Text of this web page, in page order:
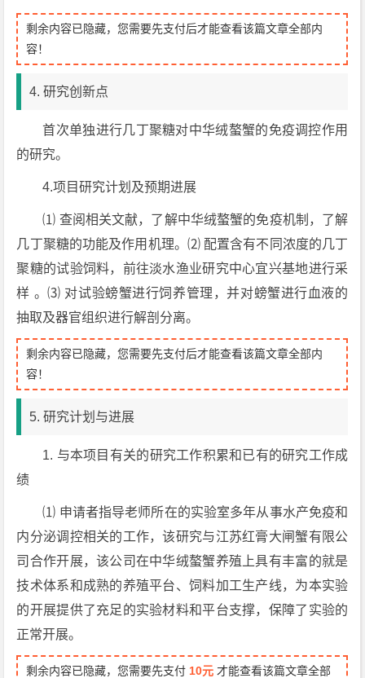
剩余内容已隐藏，您需要先支付后才能查看该篇文章全部内
容！
4. 研究创新点
首次单独进行几丁聚糖对中华绒螯蟹的免疫调控作用
的研究。
4.项目研究计划及预期进展
⑴ 查阅相关文献，了解中华绒螯蟹的免疫机制，了解
几丁聚糖的功能及作用机理。⑵ 配置含有不同浓度的几丁
聚糖的试验饲料，前往淡水渔业研究中心宜兴基地进行采
样 。⑶ 对试验螃蟹进行饲养管理，并对螃蟹进行血液的
抽取及器官组织进行解剖分离。
剩余内容已隐藏，您需要先支付后才能查看该篇文章全部内
容！
5. 研究计划与进展
1. 与本项目有关的研究工作积累和已有的研究工作成
绩
⑴ 申请者指导老师所在的实验室多年从事水产免疫和
内分泌调控相关的工作，该研究与江苏红膏大闸蟹有限公
司合作开展，该公司在中华绒螯蟹养殖上具有丰富的就是
技术体系和成熟的养殖平台、饲料加工生产线，为本实验
的开展提供了充足的实验材料和平台支撑，保障了实验的
正常开展。
剩余内容已隐藏，您需要先支付 10元 才能查看该篇文章全部